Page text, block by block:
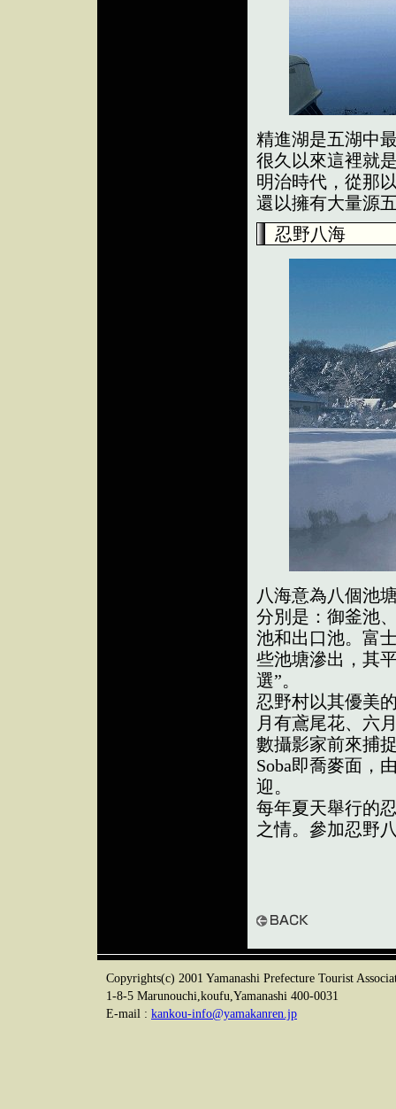
精進湖是五湖中
很久以來這裡就
明治時代，從那
還以擁有大量源
忍野八海
八海意為八個池
分別是：御釜池
池和出口池。富
些池塘滲出，其
選”。
忍野村以其優美
月有鳶尾花、六
數攝影家前來捕
Soba即喬麥面，
迎。
每年夏天舉行的
之情。參加忍野
Copyrights(c) 2001 Yamanashi Prefecture Tourist
1-8-5 Marunouchi,koufu,Yamanashi 400-0031
E-mail : kankou-info@yamakanren.jp